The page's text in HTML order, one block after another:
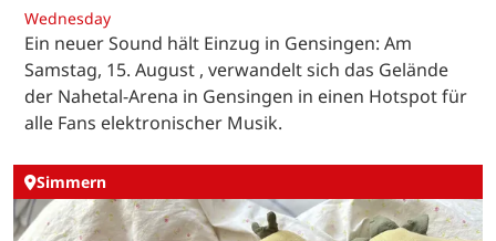
Wednesday
Ein neuer Sound hält Einzug in Gensingen: Am
Samstag, 15. August , verwandelt sich das Gelände
der Nahetal-Arena in Gensingen in einen Hotspot für
alle Fans elektronischer Musik.
Simmern